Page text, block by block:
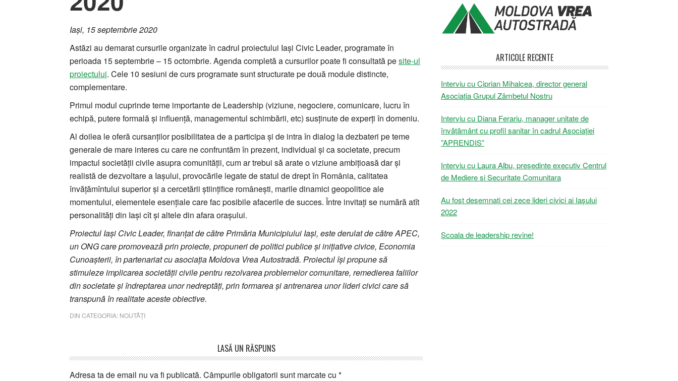
Iași, 15 septembrie 2020
Astăzi au demarat cursurile organizate în cadrul proiectului Iași Civic Leader, programate în
perioada 15 septembrie – 15 octombrie. Agenda completă a cursurilor poate fi consultată pesite-ul
proiectului. Cele 10 sesiuni de curs programate sunt structurate pe două module distincte,
complementare.
Primul modul cuprinde teme importante de Leadership (viziune, negociere, comunicare, lucru în
echipă, putere formală și influență, managementul schimbării, etc) susținute de experți în domeniu.
Al doilea le oferă cursanților posibilitatea de a participa și de intra în dialog la dezbateri pe teme
generale de mare interes cu care ne confruntăm în prezent, individual și ca societate, precum
impactul societății civile asupra comunității, cum ar trebui să arate o viziune ambițioasă dar și
realistă de dezvoltare a Iașului, provocările legate de statul de drept în România, calitatea
învățămîntului superior și a cercetării științifice românești, marile dinamici geopolitice ale
momentului, elementele esențiale care fac posibile afacerile de succes. Între invitați se numără atît
personalități din Iași cît și altele din afara orașului.
Proiectul Iași Civic Leader, finanțat de către Primăria Municipiului Iași, este derulat de către APEC,
un ONG care promovează prin proiecte, propuneri de politici publice și inițiative civice, Economia
Cunoașterii, în partenariat cu asociația Moldova Vrea Autostradă. Proiectul își propune să
stimuleze implicarea societății civile pentru rezolvarea problemelor comunitare, remedierea faliilor
din societate și îndreptarea unor nedreptăți, prin formarea și antrenarea unor lideri civici care să
transpună în realitate aceste obiective.
DIN CATEGORIA: NOUTĂȚI
Interactions
LASĂ UN RĂSPUNS
Adresa ta de email nu va fi publicată. Câmpurile obligatorii sunt marcate cu *
ARTICOLE RECENTE
Interviu cu Ciprian Mihalcea, director general
Asociația Grupul Zâmbetul Nostru
Interviu cu Diana Ferariu, manager unitate de
învățământ cu profil sanitar în cadrul Asociației
”APRENDIS”
Interviu cu Laura Albu, președinte executiv Centrul
de Mediere si Securitate Comunitara
Au fost desemnați cei zece lideri civici ai Iașului
2022
Școala de leadership revine!